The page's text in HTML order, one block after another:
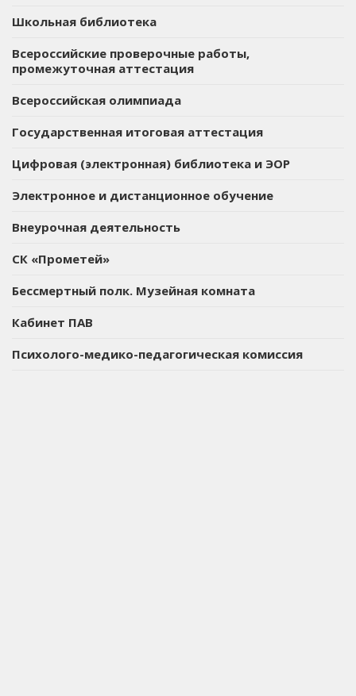
Школьная библиотека
Всероссийские проверочные работы,
промежуточная аттестация
Всероссийская олимпиада
Государственная итоговая аттестация
Цифровая (электронная) библиотека и ЭОР
Электронное и дистанционное обучение
Внеурочная деятельность
СК «Прометей»
Бессмертный полк. Музейная комната
Кабинет ПАВ
Психолого-медико-педагогическая комиссия